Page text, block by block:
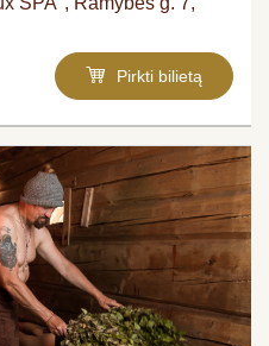
Pirkti bilietą